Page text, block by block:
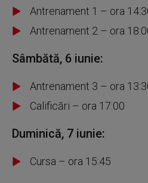
Antrenament 1 – ora
Antrenament 2 – ora
Sâmbătă, 6 iunie:
Antrenament 3 – ora
Calificări – ora 17:00
Duminică, 7 iunie:
Cursa – ora 15:45